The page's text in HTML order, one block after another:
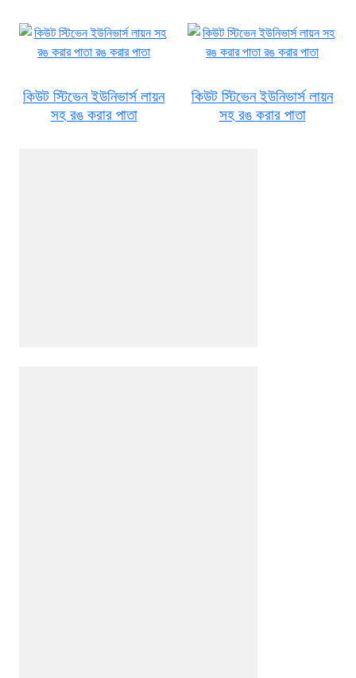
কিউট স্টিভেন ইউনিভার্স লায়ন
সহ রঙ করার পাতা
কিউট স্টিভেন ইউনিভার্স লায়ন
সহ রঙ করার পাতা